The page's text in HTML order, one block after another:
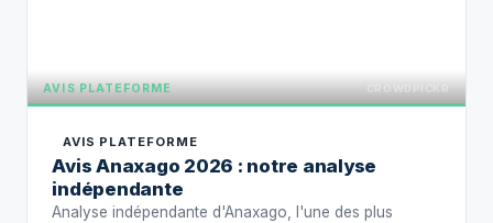
AVIS PLATEFORME CROWDPICKR
AVIS PLATEFORME
Avis Anaxago 2026 : notre analyse
indépendante
Analyse indépendante d'Anaxago, l'une des plus